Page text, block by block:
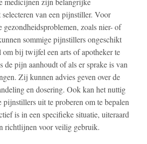
van een pijnstiller. Voor
gezondheidsproblemen, zoals nier- of
sommige pijnstillers ongeschikt
om bij twijfel een arts of apotheker te
de pijn aanhoudt of als er sprake is van
Zij kunnen advies geven over de
en dosering. Ook kan het nuttig
uit te proberen om te bepalen
is in een specifieke situatie, uiteraard
richtlijnen voor veilig gebruik.